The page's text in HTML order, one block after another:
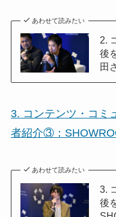
あわせて読みたい
2.
後
田
3. コンテンツ・コミ
者紹介③：
あわせて読みたい
3.
後